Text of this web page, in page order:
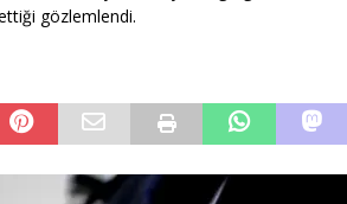
gözlemlendi.